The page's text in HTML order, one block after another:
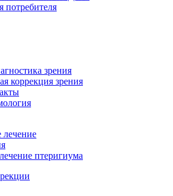
потребителя
зрения
коррекция зрения
лечение
птеригиума